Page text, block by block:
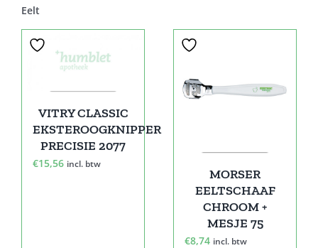
Eelt
VITRY CLASSIC
EKSTEROOGKNIPPER
PRECISIE 2077
€15,56 incl. btw
MORSER
EELTSCHAAF
CHROOM +
MESJE 75
€8,74 incl. btw